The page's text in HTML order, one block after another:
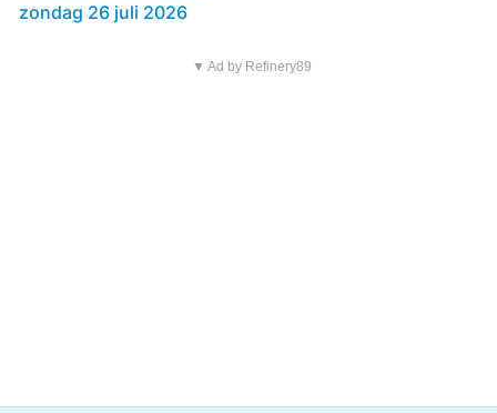
zondag 26 juli 2026
▼ Ad by Refinery89